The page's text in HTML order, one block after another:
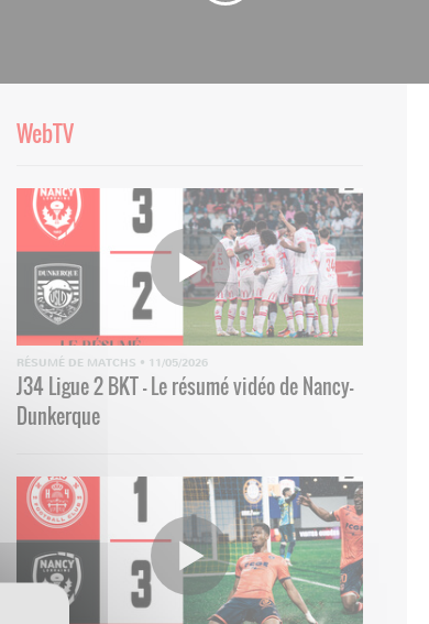
WebTV
RÉSUMÉ DE MATCHS • 11/05/2026
J34 Ligue 2 BKT - Le résumé vidéo de Nancy-
Dunkerque